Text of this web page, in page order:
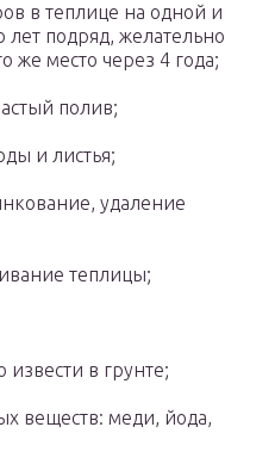
в теплице на одной и
лет подряд, желательно
же место через 4 года;
полив;
и листья;
удаление
теплицы;
в грунте;
веществ: меди, йода,